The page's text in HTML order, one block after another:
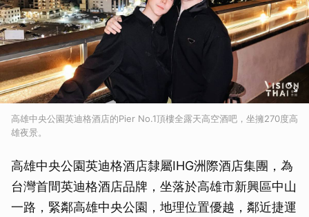
高雄中央公園英迪格酒店的Pier No.1頂樓全露天高空酒吧，坐擁270度高
雄夜景。
高雄中央公園英迪格酒店隸屬IHG洲際酒店集團，為
台灣首間英迪格酒店品牌，坐落於高雄市新興區中山
一路，緊鄰高雄中央公園，地理位置優越，鄰近捷運